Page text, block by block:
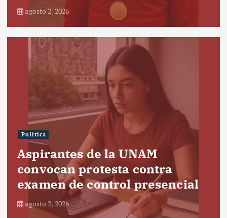
agosto 2, 2026
Política
Aspirantes de la UNAM
convocan protesta contra
examen de control presencial
agosto 2, 2026